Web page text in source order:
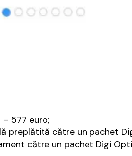
577 euro;
preplătită către un pachet
către un pachet Digi